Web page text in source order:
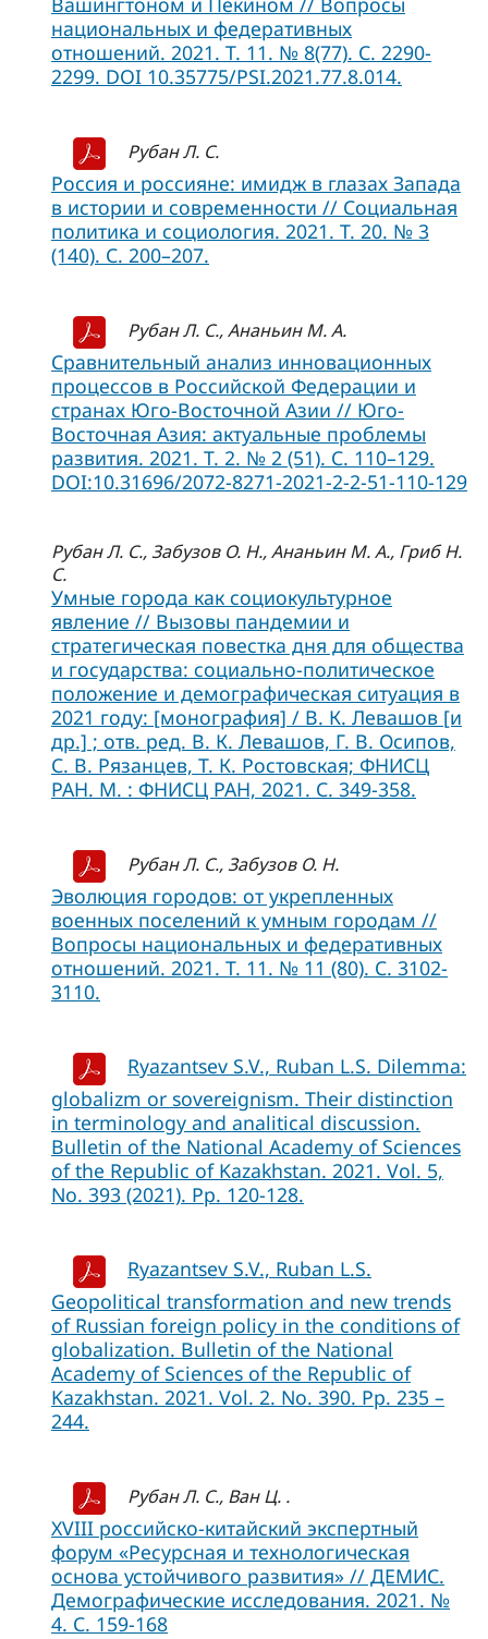
национальных и федеративных
отношений. 2021. Т. 11. № 8(77). С. 2290-
2299. DOI 10.35775/PSI.2021.77.8.014.
Рубан Л. С.
Россия и россияне: имидж в глазах Запада
в истории и современности // Социальная
политика и социология. 2021. Т. 20. № 3
(140). С. 200–207.
Рубан Л. С., Ананьин М. А.
Сравнительный анализ инновационных
процессов в Российской Федерации и
странах Юго-Восточной Азии // Юго-
Восточная Азия: актуальные проблемы
развития. 2021. Т. 2. № 2 (51). С. 110–129.
DOI:10.31696/2072-8271-2021-2-2-51-110-129
Рубан Л. С., Забузов О. Н., Ананьин М. А., Гриб Н.
С.
Умные города как социокультурное
явление // Вызовы пандемии и
стратегическая повестка дня для общества
и государства: социально-политическое
положение и демографическая ситуация в
2021 году: [монография] / В. К. Левашов [и
др.] ; отв. ред. В. К. Левашов, Г. В. Осипов,
С. В. Рязанцев, Т. К. Ростовская; ФНИСЦ
РАН. М. : ФНИСЦ РАН, 2021. С. 349-358.
Рубан Л. С., Забузов О. Н.
Эволюция городов: от укрепленных
военных поселений к умным городам //
Вопросы национальных и федеративных
отношений. 2021. Т. 11. № 11 (80). С. 3102-
3110.
Ryazantsev S.V., Ruban L.S. Dilemma:
globalizm or sovereignism. Their distinction
in terminology and analitical discussion.
Bulletin of the National Academy of Sciences
of the Republic of Kazakhstan. 2021. Vol. 5,
No. 393 (2021). Pp. 120-128.
Ryazantsev S.V., Ruban L.S.
Geopolitical transformation and new trends
of Russian foreign policy in the conditions of
globalization. Bulletin of the National
Academy of Sciences of the Republic of
Kazakhstan. 2021. Vol. 2. No. 390. Pp. 235 –
244.
Рубан Л. С., Ван Ц. .
XVIII российско-китайский экспертный
форум «Ресурсная и технологическая
основа устойчивого развития» // ДЕМИС.
Демографические исследования. 2021. №
4. С. 159-168